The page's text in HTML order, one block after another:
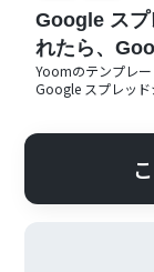
Google スプ
れたら、
Yoomのテンプレ
Google スプレッド